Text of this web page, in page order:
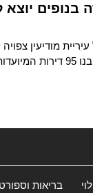
בנופים יוצא
מודיעין
הבינוי ופיתוח למגרש 801,
בריאות וספורט